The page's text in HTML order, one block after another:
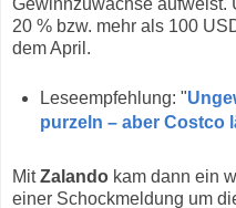
Gewinnzuwächse aufweist.
20 % bzw. mehr als 100
dem April.
Leseempfehlung: "
purzeln – aber Costco
MitZalando kam dann ein
einer Schockmeldung um